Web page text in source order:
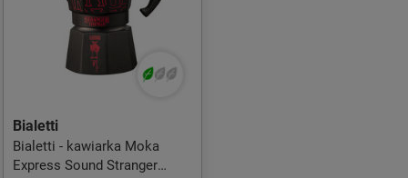
Bialetti
Bialetti - kawiarka Moka
Express Sound Stranger